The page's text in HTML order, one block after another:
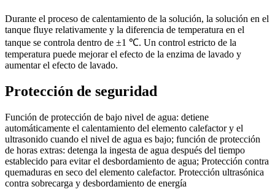
Durante el proceso de calentamiento de la solución, la solución en el
tanque fluye relativamente y la diferencia de temperatura en el
tanque se controla dentro de ±1 ℃. Un control estricto de la
temperatura puede mejorar el efecto de la enzima de lavado y
aumentar el efecto de lavado.
Protección de seguridad
Función de protección de bajo nivel de agua: detiene
automáticamente el calentamiento del elemento calefactor y el
ultrasonido cuando el nivel de agua es bajo; función de protección
de horas extras: detenga la ingesta de agua después del tiempo
establecido para evitar el desbordamiento de agua; Protección contra
quemaduras en seco del elemento calefactor. Protección ultrasónica
contra sobrecarga y desbordamiento de energía